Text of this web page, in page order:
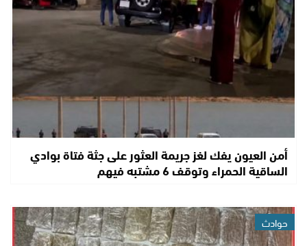
أمن العيون يفك لغز جريمة العثور على جثة فتاة بوادي
الساقية الحمراء وتوقف 6 مشتبه فيهم
حوادث